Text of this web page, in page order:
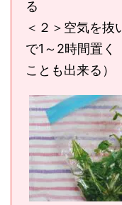
る
＜２＞空気を抜
で1～2時間置く
ことも出来る）